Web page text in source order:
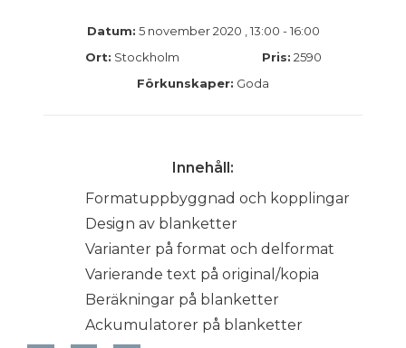
Datum: 5 november 2020 , 13:00 - 16:00
Ort: Stockholm Pris: 2590
Förkunskaper: Goda
Innehåll:
Formatuppbyggnad och kopplingar
Design av blanketter
Varianter på format och delformat
Varierande text på original/kopia
Beräkningar på blanketter
Ackumulatorer på blanketter